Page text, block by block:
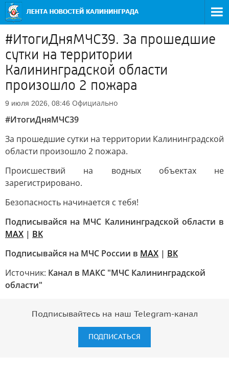
#ИтогиДняМЧС39. За прошедшие
сутки на территории
Калининградской области
произошло 2 пожара
9 июля 2026, 08:46 Официально
#ИтогиДняМЧС39
За прошедшие сутки на территории Калининградской
области произошло 2 пожара.
Происшествий на водных объектах не
зарегистрировано.
Безопасность начинается с тебя!
Подписывайся на МЧС Калининградской области в
MAX | ВК
Подписывайся на МЧС России в MAX | ВК
Источник: Канал в МАКС "МЧС Калининградской
области"
Подписывайтесь на наш Telegram-канал
ПОДПИСАТЬСЯ